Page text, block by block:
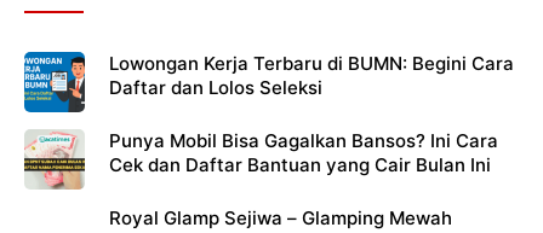
Lowongan Kerja Terbaru di BUMN: Begini Cara
Daftar dan Lolos Seleksi
Punya Mobil Bisa Gagalkan Bansos? Ini Cara
Cek dan Daftar Bantuan yang Cair Bulan Ini
Royal Glamp Sejiwa – Glamping Mewah